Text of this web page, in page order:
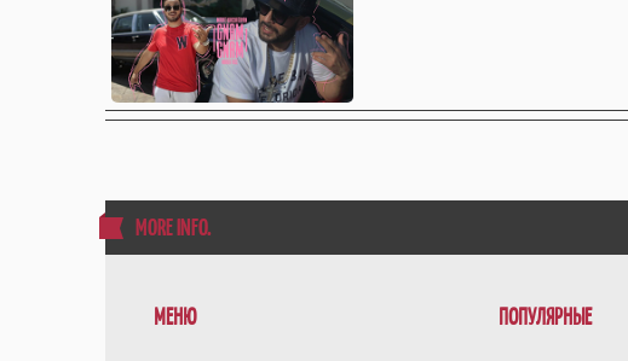
MORE INFO.
МЕНЮ ПОПУЛЯРНЫЕ